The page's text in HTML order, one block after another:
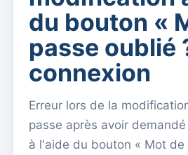
Menu do utilizador
Paramètres d'abonnement
Curé de la paroisse
Changer le mot de passe
Mode sombre
Changer de langue
du bouton «
passe oublié
connexion
Erreur lors de la
passe après avoir
à l'aide du bouton « Mot de